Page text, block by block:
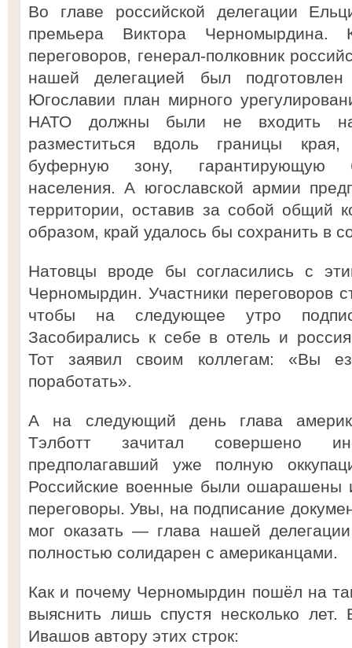
Во главе российской делегации
премьера Виктора Черномырдина.
переговоров, генерал-полковник
нашей делегацией был
Югославии план мирного
НАТО должны были не входить
разместиться вдоль границы края,
буферную зону, гарантирующую
населения. А югославской армии
территории, оставив за собой общий
образом, край удалось бы сохранить в
Натовцы вроде бы согласились с
Черномырдин. Участники переговоров
чтобы на следующее утро
Засобирались к себе в отель и
Тот заявил своим коллегам: «Вы
поработать».
А на следующий день глава
Тэлботт зачитал совершено
предполагавший уже полную
Российские военные были ошарашены
переговоры. Увы, на подписание
мог оказать — глава нашей
полностью солидарен с американцами.
Как и почему Черномырдин пошёл на
выяснить лишь спустя несколько лет.
Ивашов автору этих строк: